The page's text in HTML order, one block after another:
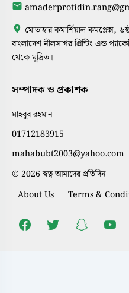
মোতাহার কমার্শিয়াল কমপ্লেক্স,
বাংলাদেশ নীলসাগর প্রিন্টিং এন্ড
থেকে মুদ্রিত।
সম্পাদক ও প্রকাশক
মাহবুব রহমান
01712183915
mahabubt2003@yahoo.com
© 2026 স্বত্ব আমাদের প্রতিদিন
About Us Terms &